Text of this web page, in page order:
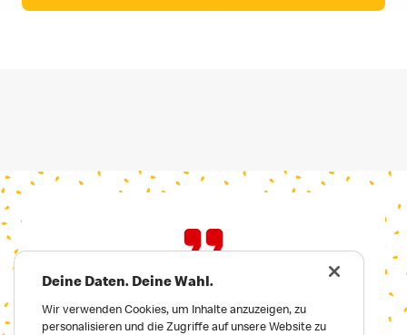
Deine Daten. Deine Wahl.
Wir verwenden Cookies, um Inhalte anzuzeigen, zu
personalisieren und die Zugriffe auf unsere Website zu